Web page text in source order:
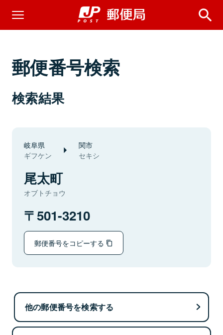
郵便番号検索
検索結果
岐阜県
ギフケン
関市
セキシ
尾太町
オブトチョウ
501-3210
郵便番号をコピーする
他の郵便番号を検索する